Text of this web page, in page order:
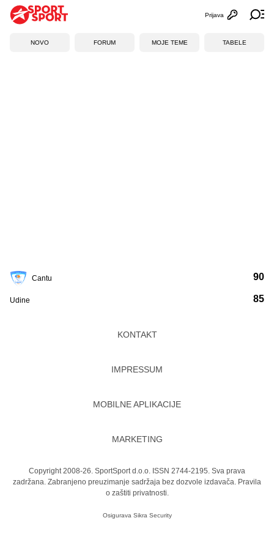
Otvori
Prijava
NOVO FORUM MOJE TEME TABELE
Cantu
Udine
90
85
KONTAKT
IMPRESSUM
MOBILNE APLIKACIJE
MARKETING
Copyright 2008-26. SportSport d.o.o. ISSN 2744-2195. Sva prava
zadržana. Zabranjeno preuzimanje sadržaja bez dozvole izdavača. Pravila
o zaštiti privatnosti.
Osigurava Sikra Security